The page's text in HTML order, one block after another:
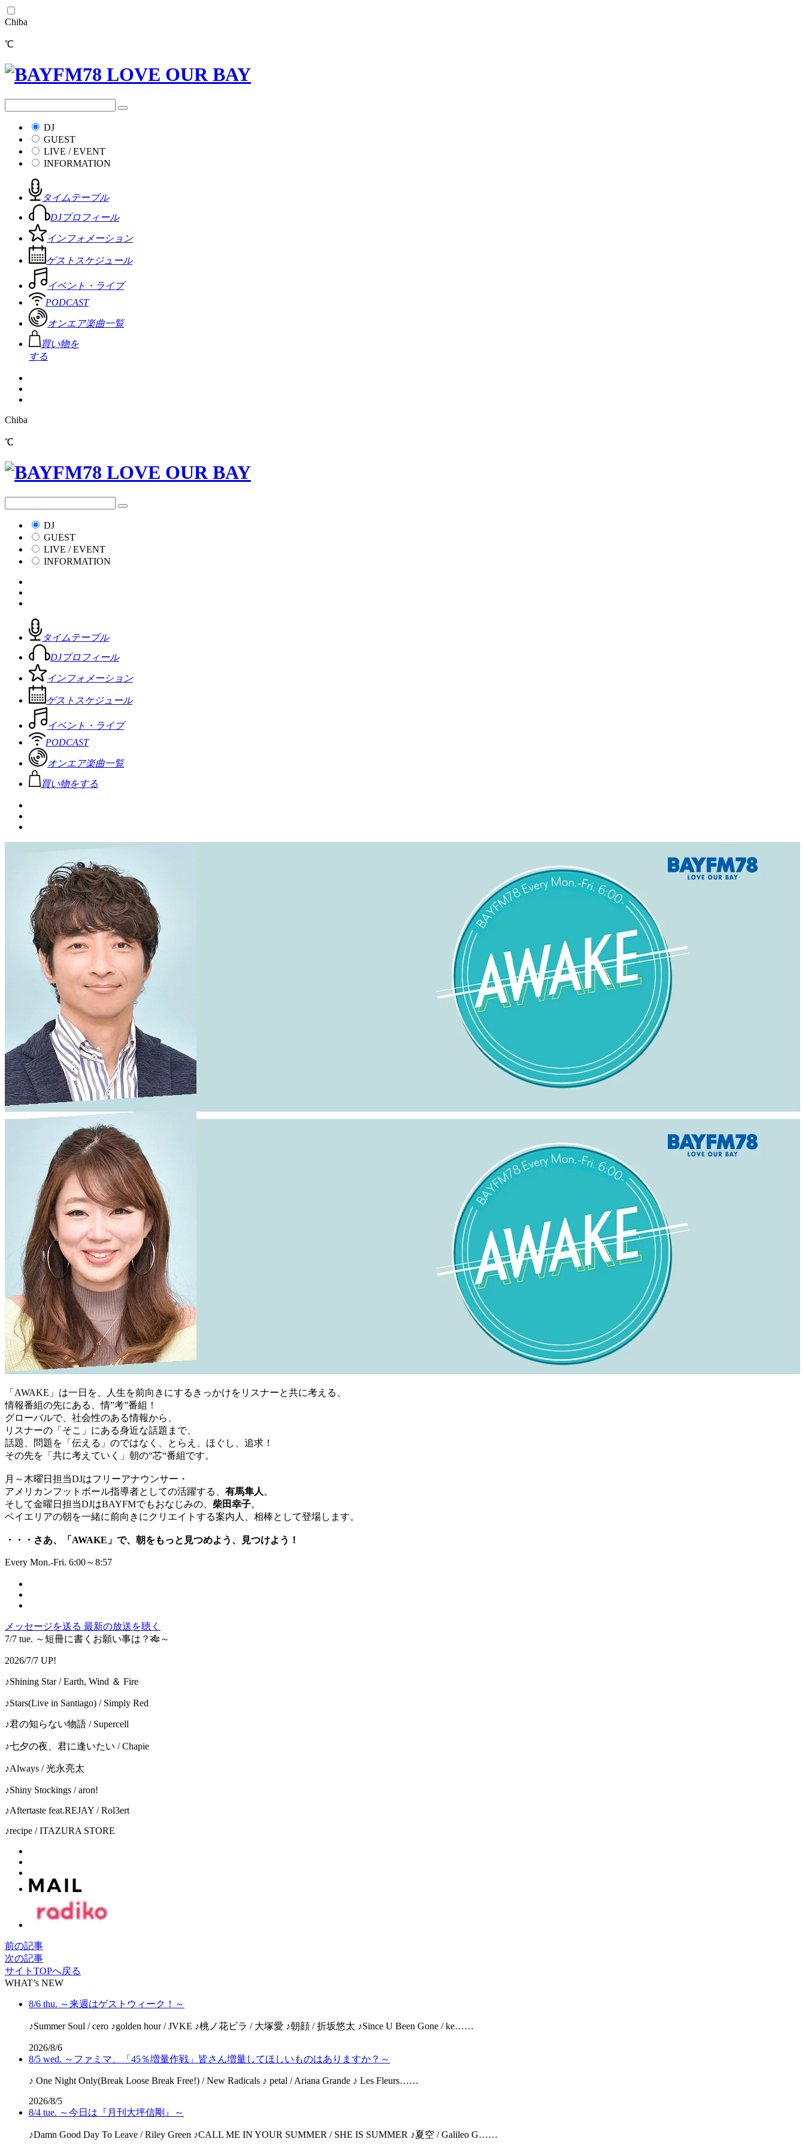
Chiba
℃
DJ
GUEST
LIVE / EVENT
INFORMATION
タイムテーブル
DJプロフィール
インフォメーション
ゲストスケジュール
イベント・ライブ
PODCAST
オンエア楽曲一覧
買い物を
する
Chiba
℃
DJ
GUEST
LIVE / EVENT
INFORMATION
タイムテーブル
DJプロフィール
インフォメーション
ゲストスケジュール
イベント・ライブ
PODCAST
オンエア楽曲一覧
買い物をする
「AWAKE」は一日を、人生を前向きにするきっかけをリスナーと共に考える、
情報番組の先にある、情”考”番組！
グローバルで、社会性のある情報から、
リスナーの「そこ」にある身近な話題まで、
話題、問題を「伝える」のではなく、とらえ、ほぐし、追求！
その先を「共に考えていく」朝の“芯“番組です。
月～木曜日担当DJはフリーアナウンサー・
アメリカンフットボール指導者としての活躍する、 有馬隼人 。
そして金曜日担当DJはBAYFMでもおなじみの、 柴田幸子。
ベイエリアの朝を一緒に前向きにクリエイトする案内人、相棒として登場します。
・・・さあ、「AWAKE」で、朝をもっと見つめよう、見つけよう！
Every Mon.-Fri. 6:00～8:57
メッセージを送る 最新の放送を聴く
7/7 tue. ～短冊に書くお願い事は？🎋～
2026/7/7 UP!
♪Shining Star / Earth, Wind ＆ Fire
♪Stars(Live in Santiago) / Simply Red
♪君の知らない物語 / Supercell
♪七夕の夜、君に逢いたい / Chapie
♪Always / 光永亮太
♪Shiny Stockings / aron!
♪Aftertaste feat.REJAY / Rol3ert
♪recipe / ITAZURA STORE
前の記事
次の記事
サイトTOPへ戻る
WHAT’s NEW
8/6 thu. ～来週はゲストウィーク！～
♪Summer Soul / cero ♪golden hour / JVKE ♪桃ノ花ビラ / 大塚愛 ♪朝顔 / 折坂悠太 ♪Since U Been Gone / ke……
2026/8/6
8/5 wed. ～ファミマ、「45％増量作戦」皆さん増量してほしいものはありますか？～
♪ One Night Only(Break Loose Break Free!) / New Radicals ♪ petal / Ariana Grande ♪ Les Fleurs……
2026/8/5
8/4 tue. ～今日は『月刊大坪信剛』～
♪Damn Good Day To Leave / Riley Green ♪CALL ME IN YOUR SUMMER / SHE IS SUMMER ♪夏空 / Galileo G……